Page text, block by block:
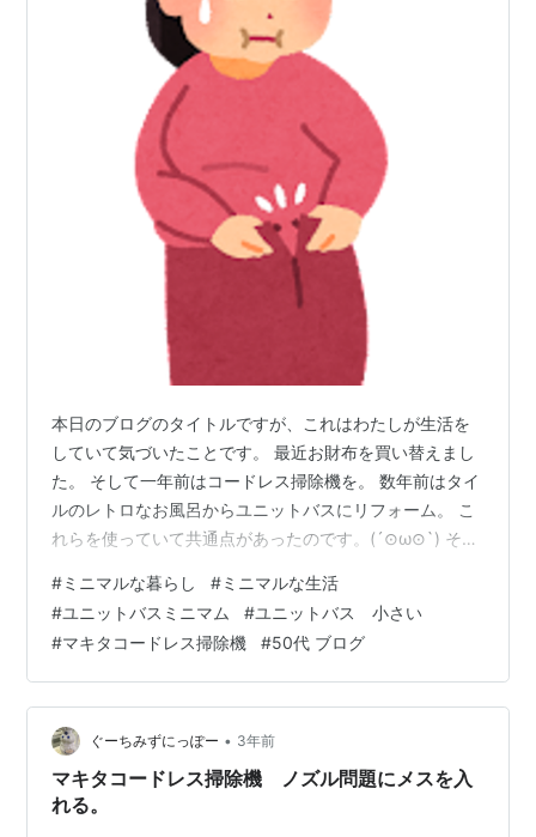
本日のブログのタイトルですが、これはわたしが生活を
していて気づいたことです。 最近お財布を買い替えまし
た。 そして一年前はコードレス掃除機を。 数年前はタイ
ルのレトロなお風呂からユニットバスにリフォーム。 こ
れらを使っていて共通点があったのです。(´⊙ω⊙`) それ
です。💧 お財布は初めてラウンドファスナー型にしまし
た。 コレを持って毎日スーパーに買い物に行きます。 で
すが気がつくとレシートで財布がパンパンになりファス
ナーが閉まらなくなります。 そっちじゃないって・・
m(_ _)m💦 しょうがなくレシートや使わないカードなど
を処分します。 マキ…
#ミニマルな暮らし #ミニマルな生活
#ユニットバスミニマム #ユニットバス 小さい
#マキタコードレス掃除機 #50代 ブログ
ぐーちみずにっぽー • 3年前
マキタコードレス掃除機 ノズル問題にメスを入
れる。